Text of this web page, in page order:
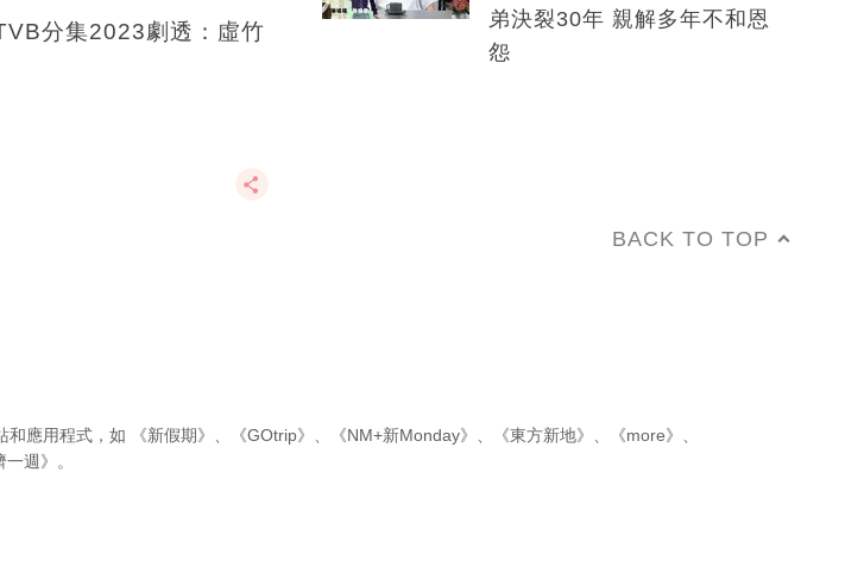
分集2023劇透：虛竹
弟決裂30年 親解多年不和恩
怨
BACK TO TOP
和應用程式，如 《新假期》 《GOtrip》 《NM+新Monday》 《東方新地》 《more》
一週》 。